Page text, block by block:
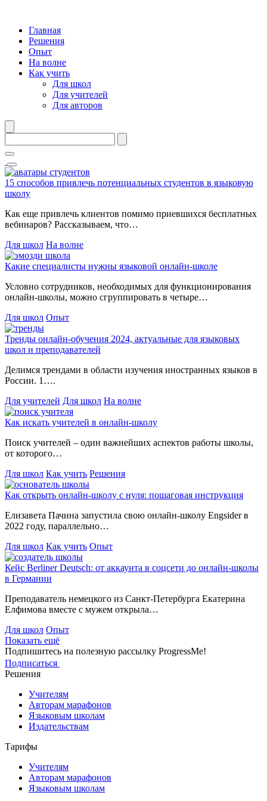
Главная
Решения
Опыт
На волне
Как учить
Для школ
Для учителей
Для авторов
15 способов привлечь потенциальных студентов в языковую
школу
Как еще привлечь клиентов помимо приевшихся бесплатных
вебинаров? Рассказываем, что…
Для школ На волне
Какие специалисты нужны языковой онлайн-школе
Условно сотрудников, необходимых для функционирования
онлайн-школы, можно сгруппировать в четыре…
Для школ Опыт
Тренды онлайн-обучения 2024, актуальные для языковых
школ и преподавателей
Делимся трендами в области изучения иностранных языков в
России. 1….
Для учителей Для школ На волне
Как искать учителей в онлайн-школу
Поиск учителей – один важнейших аспектов работы школы,
от которого…
Для школ Как учить Решения
Как открыть онлайн-школу с нуля: пошаговая инструкция
Елизавета Пачина запустила свою онлайн-школу Engsider в
2022 году, параллельно…
Для школ Как учить Опыт
Кейс Berliner Deutsch: от аккаунта в соцсети до онлайн-школы
в Германии
Преподаватель немецкого из Санкт-Петербурга Екатерина
Елфимова вместе с мужем открыла…
Для школ Опыт
Показать ещё
Подпишитесь на полезную рассылку ProgressMe!
Подписаться
Решения
Учителям
Авторам марафонов
Языковым школам
Издательствам
Тарифы
Учителям
Авторам марафонов
Языковым школам